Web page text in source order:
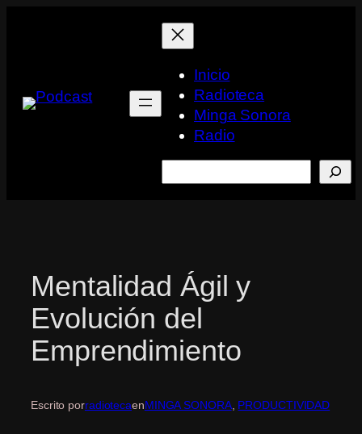
Inicio
Radioteca
Minga Sonora
Radio
Mentalidad Ágil y
Evolución del
Emprendimiento
Escrito porradiotecaenMINGA SONORA, PRODUCTIVIDAD